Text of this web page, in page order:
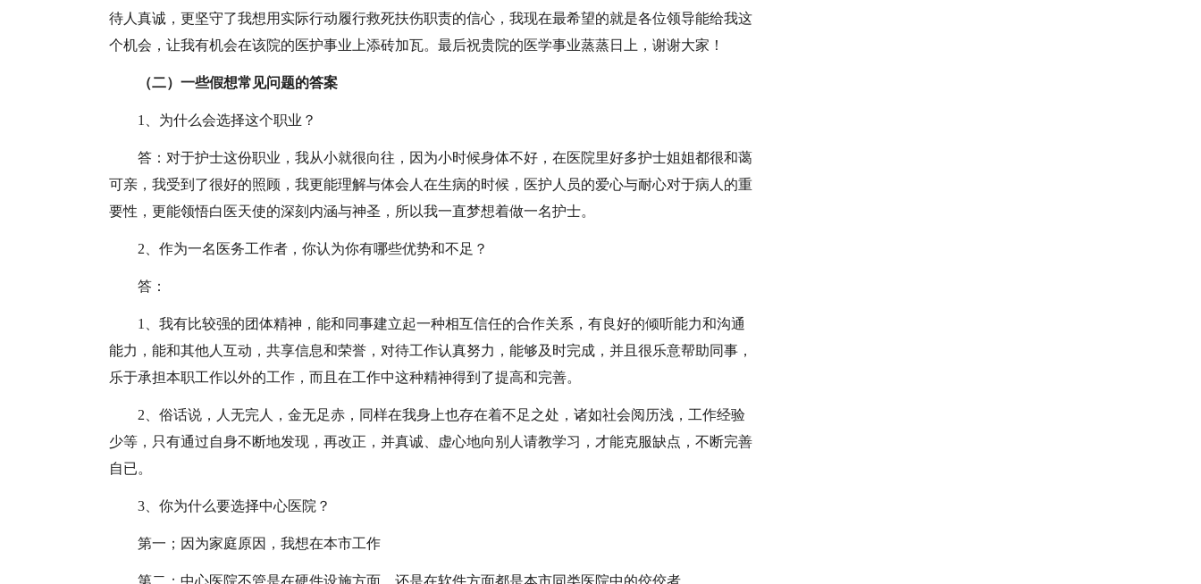
待人真诚，更坚守了我想用实际行动履行救死扶伤职责的信心，我现在最希望的就是各位领导能给我这
个机会，让我有机会在该院的医护事业上添砖加瓦。最后祝贵院的医学事业蒸蒸日上，谢谢大家！
（二）一些假想常见问题的答案
1、为什么会选择这个职业？
答：对于护士这份职业，我从小就很向往，因为小时候身体不好，在医院里好多护士姐姐都很和蔼
可亲，我受到了很好的照顾，我更能理解与体会人在生病的时候，医护人员的爱心与耐心对于病人的重
要性，更能领悟白医天使的深刻内涵与神圣，所以我一直梦想着做一名护士。
2、作为一名医务工作者，你认为你有哪些优势和不足？
答：
1、我有比较强的团体精神，能和同事建立起一种相互信任的合作关系，有良好的倾听能力和沟通
能力，能和其他人互动，共享信息和荣誉，对待工作认真努力，能够及时完成，并且很乐意帮助同事，
乐于承担本职工作以外的工作，而且在工作中这种精神得到了提高和完善。
2、俗话说，人无完人，金无足赤，同样在我身上也存在着不足之处，诸如社会阅历浅，工作经验
少等，只有通过自身不断地发现，再改正，并真诚、虚心地向别人请教学习，才能克服缺点，不断完善
自已。
3、你为什么要选择中心医院？
第一；因为家庭原因，我想在本市工作
第二；中心医院不管是在硬件设施方面，还是在软件方面都是本市同类医院中的佼佼者